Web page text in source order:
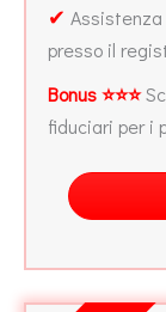
✔
presso il
Bonus ⭐⭐⭐
fiduciari per i